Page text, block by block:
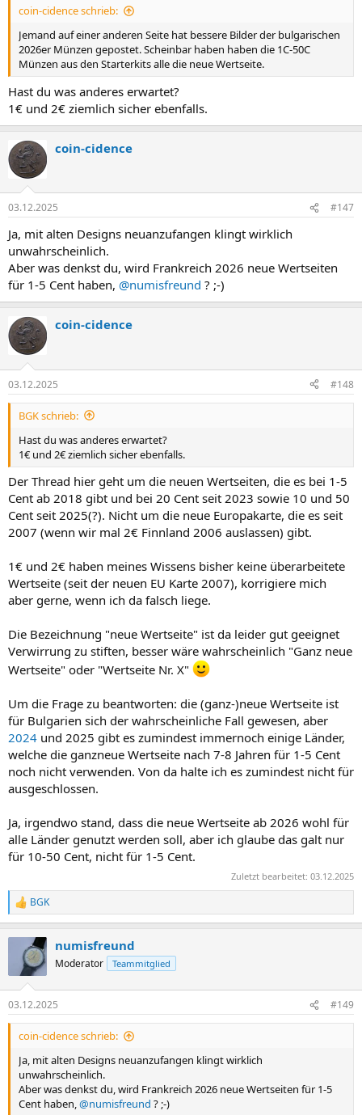
coin-cidence schrieb:
Jemand auf einer anderen Seite hat bessere Bilder der bulgarischen
2026er Münzen gepostet. Scheinbar haben haben die 1C-50C
Münzen aus den Starterkits alle die neue Wertseite.
Hast du was anderes erwartet?
1€ und 2€ ziemlich sicher ebenfalls.
coin-cidence
03.12.2025 #147
Ja, mit alten Designs neuanzufangen klingt wirklich
unwahrscheinlich.
Aber was denkst du, wird Frankreich 2026 neue Wertseiten
für 1-5 Cent haben, @numisfreund ? ;-)
coin-cidence
03.12.2025 #148
BGK schrieb:
Hast du was anderes erwartet?
1€ und 2€ ziemlich sicher ebenfalls.
Der Thread hier geht um die neuen Wertseiten, die es bei 1-5
Cent ab 2018 gibt und bei 20 Cent seit 2023 sowie 10 und 50
Cent seit 2025(?). Nicht um die neue Europakarte, die es seit
2007 (wenn wir mal 2€ Finnland 2006 auslassen) gibt.
1€ und 2€ haben meines Wissens bisher keine überarbeitete
Wertseite (seit der neuen EU Karte 2007), korrigiere mich
aber gerne, wenn ich da falsch liege.
Die Bezeichnung "neue Wertseite" ist da leider gut geeignet
Verwirrung zu stiften, besser wäre wahrscheinlich "Ganz neue
Wertseite" oder "Wertseite Nr. X"
Um die Frage zu beantworten: die (ganz-)neue Wertseite ist
für Bulgarien sich der wahrscheinliche Fall gewesen, aber
2024 und 2025 gibt es zumindest immernoch einige Länder,
welche die ganzneue Wertseite nach 7-8 Jahren für 1-5 Cent
noch nicht verwenden. Von da halte ich es zumindest nicht für
ausgeschlossen.
Ja, irgendwo stand, dass die neue Wertseite ab 2026 wohl für
alle Länder genutzt werden soll, aber ich glaube das galt nur
für 10-50 Cent, nicht für 1-5 Cent.
Zuletzt bearbeitet: 03.12.2025
R
e
e
n
BGK
numisfreund
Moderator Teammitglied
03.12.2025 #149
coin-cidence schrieb:
Ja, mit alten Designs neuanzufangen klingt wirklich
unwahrscheinlich.
Aber was denkst du, wird Frankreich 2026 neue Wertseiten für 1-5
Cent haben,@numisfreund ? ;-)